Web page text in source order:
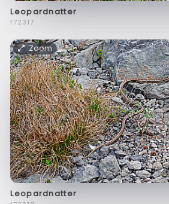
Leopardnatter
f72317
Zoom
Leopardnatter